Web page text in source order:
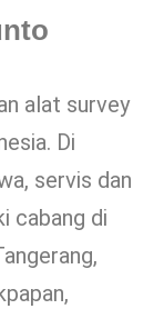
alat survey
Di
servis dan
cabang di